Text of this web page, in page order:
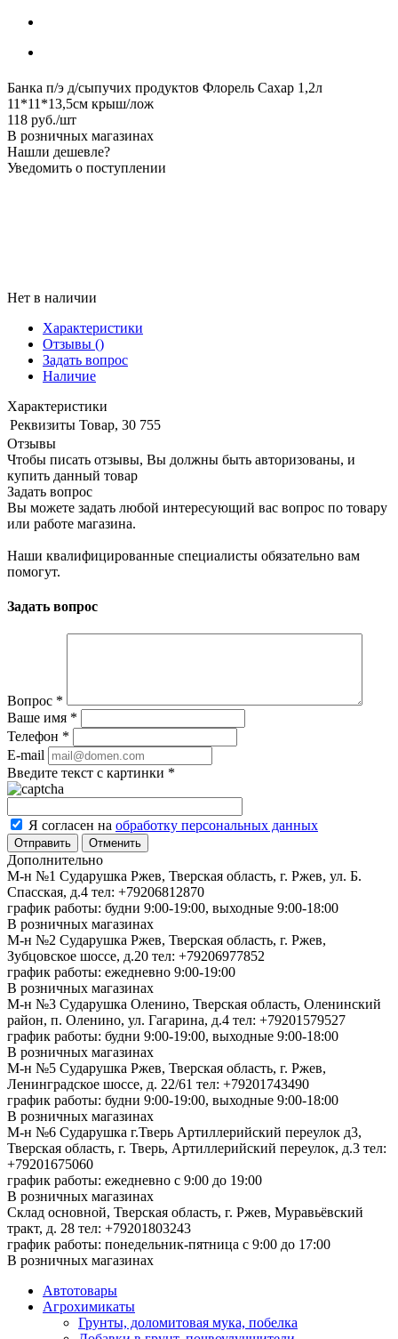
Банка п/э д/сыпучих продуктов Флорель Сахар 1,2л
11*11*13,5см крыш/лож
118 руб./шт
В розничных магазинах
Нашли дешевле?
Уведомить о поступлении
Нет в наличии
Характеристики
Отзывы ()
Задать вопрос
Наличие
Характеристики
Реквизиты Товар, 30 755
Отзывы
Чтобы писать отзывы, Вы должны быть авторизованы, и
купить данный товар
Задать вопрос
Вы можете задать любой интересующий вас вопрос по товару
или работе магазина.
Наши квалифицированные специалисты обязательно вам
помогут.
Задать вопрос
Вопрос *
Ваше имя *
Телефон *
E-mail
Введите текст с картинки *
Я согласен на обработку персональных данных
Отменить
Дополнительно
М-н №1 Сударушка Ржев, Тверская область, г. Ржев, ул. Б.
Спасская, д.4 тел: +79206812870
график работы: будни 9:00-19:00, выходные 9:00-18:00
В розничных магазинах
М-н №2 Cударушка Ржев, Тверская область, г. Ржев,
Зубцовское шоссе, д.20 тел: +79206977852
график работы: ежедневно 9:00-19:00
В розничных магазинах
М-н №3 Сударушка Оленино, Тверская область, Оленинский
район, п. Оленино, ул. Гагарина, д.4 тел: +79201579527
график работы: будни 9:00-19:00, выходные 9:00-18:00
В розничных магазинах
М-н №5 Сударушка Ржев, Тверская область, г. Ржев,
Ленинградское шоссе, д. 22/61 тел: +79201743490
график работы: будни 9:00-19:00, выходные 9:00-18:00
В розничных магазинах
М-н №6 Сударушка г.Тверь Артиллерийский переулок д3,
Тверская область, г. Тверь, Артиллерийский переулок, д.3 тел:
+79201675060
график работы: ежедневно с 9:00 до 19:00
В розничных магазинах
Склад основной, Тверская область, г. Ржев, Муравьёвский
тракт, д. 28 тел: +79201803243
график работы: понедельник-пятница с 9:00 до 17:00
В розничных магазинах
Автотовары
Агрохимикаты
Грунты, доломитовая мука, побелка